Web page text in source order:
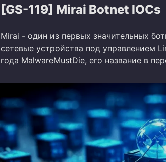
[GS-119] Mirai Botnet IOCs
Mirai - один из первых значительных
сетевые устройства под управлением
года MalwareMustDie, его название в